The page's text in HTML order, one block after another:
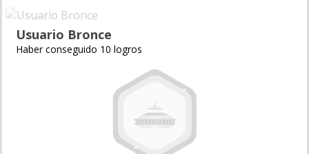
Usuario Bronce
Haber conseguido 10 logros